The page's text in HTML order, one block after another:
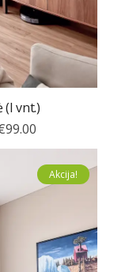
(I vnt.)
99.00
Akcija!